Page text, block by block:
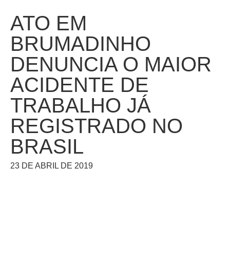
ATO EM
BRUMADINHO
DENUNCIA O MAIOR
ACIDENTE DE
TRABALHO JÁ
REGISTRADO NO
BRASIL
23 DE ABRIL DE 2019